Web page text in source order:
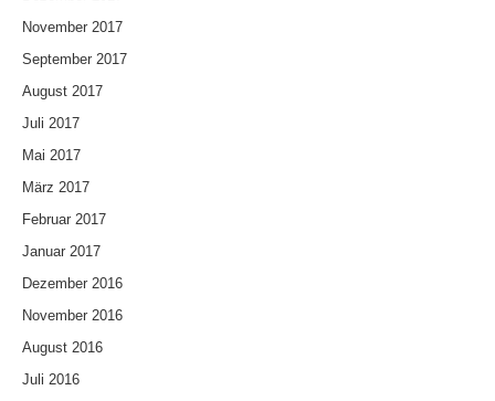
November 2017
September 2017
August 2017
Juli 2017
Mai 2017
März 2017
Februar 2017
Januar 2017
Dezember 2016
November 2016
August 2016
Juli 2016